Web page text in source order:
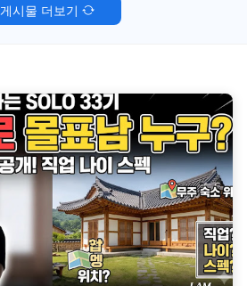
게시물 더보기